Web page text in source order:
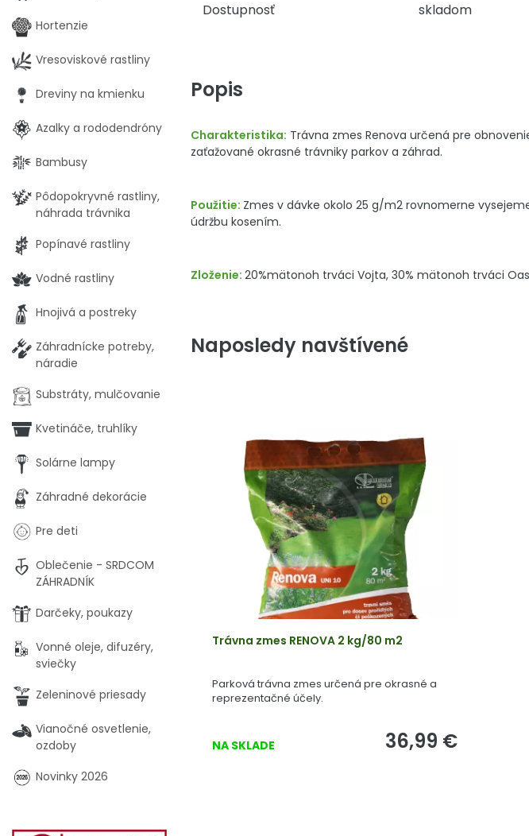
Dostupnosť
skladom
Popis
Charakteristika: Trávna zmes Renova určená pre
zaťažované okrasné trávniky parkov a záhrad.
Použitie: Zmes v dávke okolo 25 g/m2 rovnomerne
údržbu kosením.
Zloženie: 20%mätonoh trváci Vojta, 30% mätonoh trváci
Naposledy navštívené
Trávna zmes RENOVA 2 kg/80 m2
Parková trávna zmes určená pre okrasné a
reprezentačné účely.
NA SKLADE 36,99 €
Hortenzie
Vresoviskové rastliny
Dreviny na kmienku
Azalky a rododendróny
Bambusy
Pôdopokryvné rastliny,
náhrada trávnika
Popínavé rastliny
Vodné rastliny
Hnojivá a postreky
Záhradnícke potreby,
náradie
Substráty, mulčovanie
Kvetináče, truhlíky
Solárne lampy
Záhradné dekorácie
Pre deti
Oblečenie - SRDCOM
ZÁHRADNÍK
Darčeky, poukazy
Vonné oleje, difuzéry,
sviečky
Zeleninové priesady
Vianočné osvetlenie,
ozdoby
Novinky 2026